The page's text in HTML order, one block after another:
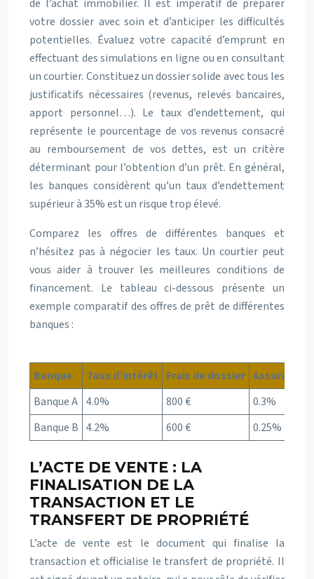
de l’achat immobilier. Il est impératif de préparer
votre dossier avec soin et d’anticiper les difficultés
potentielles. Évaluez votre capacité d’emprunt en
effectuant des simulations en ligne ou en consultant
un courtier. Constituez un dossier solide avec tous les
justificatifs nécessaires (revenus, relevés bancaires,
apport personnel…). Le taux d’endettement, qui
représente le pourcentage de vos revenus consacré
au remboursement de vos dettes, est un critère
déterminant pour l’obtention d’un prêt. En général,
les banques considèrent qu’un taux d’endettement
supérieur à 35% est un risque trop élevé.
Comparez les offres de différentes banques et
n’hésitez pas à négocier les taux. Un courtier peut
vous aider à trouver les meilleures conditions de
financement. Le tableau ci-dessous présente un
exemple comparatif des offres de prêt de différentes
banques :
Banque Taux d’intérêt Frais de dossier Assurance
Banque A 4.0% 800 €
0.3%
Banque B 4.2% 600 € 0.25%
L’ACTE DE VENTE : LA
FINALISATION DE LA
TRANSACTION ET LE
TRANSFERT DE PROPRIÉTÉ
L’acte de vente est le document qui finalise la
transaction et officialise le transfert de propriété. Il